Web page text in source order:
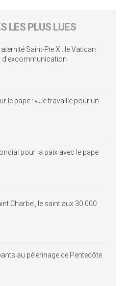
LES PLUS LUES
Saint-Pie X : le Vatican
d’excommunication
le pape : « Je travaille pour un
pour la paix avec le pape
Charbel, le saint aux 30 000
au pèlerinage de Pentecôte